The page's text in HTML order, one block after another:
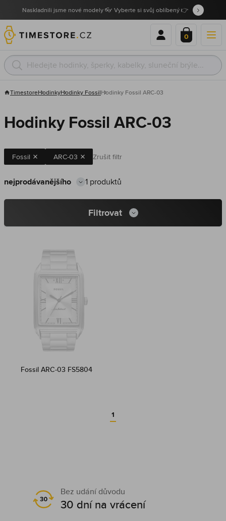
Naskladnili jsme nové modely 👓 Vyberte si svůj oblíbený 👉
0
TimestoreHodinkyHodinky FossilHodinky Fossil ARC-03
Hodinky Fossil ARC-03
Fossil ARC-03 Zrušit filtr
1 produktů
Filtrovat
Fossil ARC-03 FS5804
1
Bez udání důvodu
30 dní na vrácení